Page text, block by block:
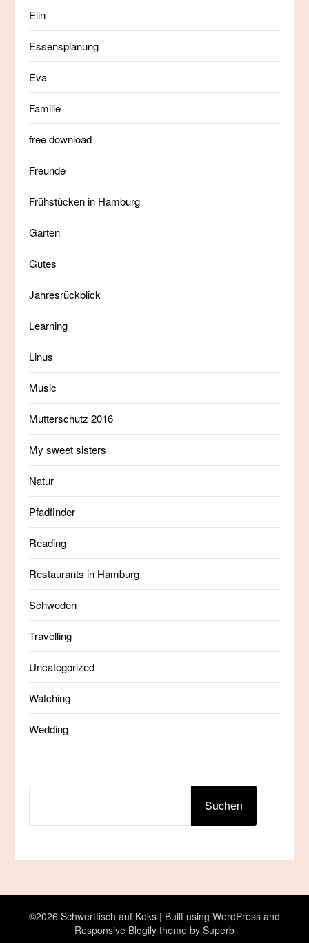
Elin
Essensplanung
Eva
Familie
free download
Freunde
Frühstücken in Hamburg
Garten
Gutes
Jahresrückblick
Learning
Linus
Music
Mutterschutz 2016
My sweet sisters
Natur
Pfadfinder
Reading
Restaurants in Hamburg
Schweden
Travelling
Uncategorized
Watching
Wedding
Suchen
©2026 Schwertfisch auf Koks | Built using WordPress and
Responsive Blogily theme by Superb